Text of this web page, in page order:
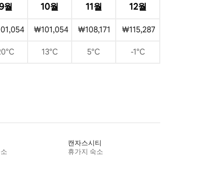
월 10월 11월 12월
₩101,054 ₩108,171 ₩115,287
13°C 5°C -1°C
캔자스시티
휴가지 숙소